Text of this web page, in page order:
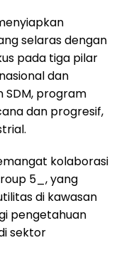
selaras dengan
pada tiga pilar
dan
program
dan progresif,
kolaborasi
5_, yang
di kawasan
pengetahuan
sektor